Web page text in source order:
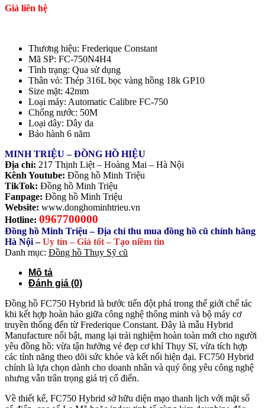
Giá liên hệ
Thương hiệu: Frederique Constant
Mã SP: FC-750N4H4
Tình trạng: Qua sử dụng
Thân vỏ: Thép 316L bọc vàng hồng 18k GP10
Size mặt: 42mm
Loại máy: Automatic Calibre FC-750
Chống nước: 50M
Loại dây: Dây da
Bảo hành 6 năm
MINH TRIỆU – ĐỒNG HỒ HIỆU
Địa chỉ: 217 Thịnh Liệt – Hoàng Mai – Hà Nội
Kênh Youtube: Đồng hồ Minh Triệu
TikTok: Đồng hồ Minh Triệu
Fanpage: Đồng hồ Minh Triệu
Website: www.donghominhtrieu.vn
Hotline: 0967700000
Đồng hồ Minh Triệu – Địa chỉ thu mua đồng hồ cũ chính hãng
Hà Nội–Uy tín – Giá tốt – Tạo niềm tin
Danh mục: Đồng hồ Thụy Sỹ cũ
Mô tả
Đánh giá (0)
Đồng hồ FC750 Hybrid là bước tiến đột phá trong thế giới chế tác
khi kết hợp hoàn hảo giữa công nghệ thông minh và bộ máy cơ
truyền thống đến từ Frederique Constant. Đây là mẫu Hybrid
Manufacture nổi bật, mang lại trải nghiệm hoàn toàn mới cho người
yêu đồng hồ: vừa tận hưởng vẻ đẹp cơ khí Thụy Sĩ, vừa tích hợp
các tính năng theo dõi sức khỏe và kết nối hiện đại. FC750 Hybrid
chính là lựa chọn dành cho doanh nhân và quý ông yêu công nghệ
nhưng vẫn trân trọng giá trị cổ điển.
Về thiết kế, FC750 Hybrid sở hữu diện mạo thanh lịch với mặt số